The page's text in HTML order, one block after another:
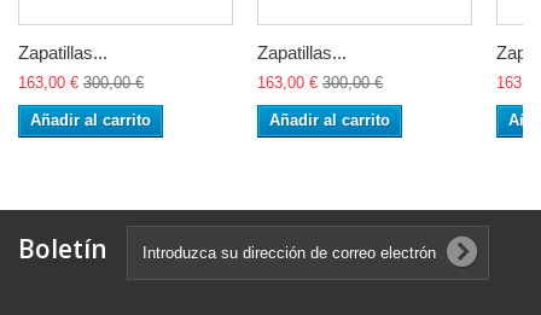
Zapatillas...
163,00 € 300,00 €
Añadir al carrito
Zapatillas...
163,00 € 300,00 €
Añadir al carrito
Boletín